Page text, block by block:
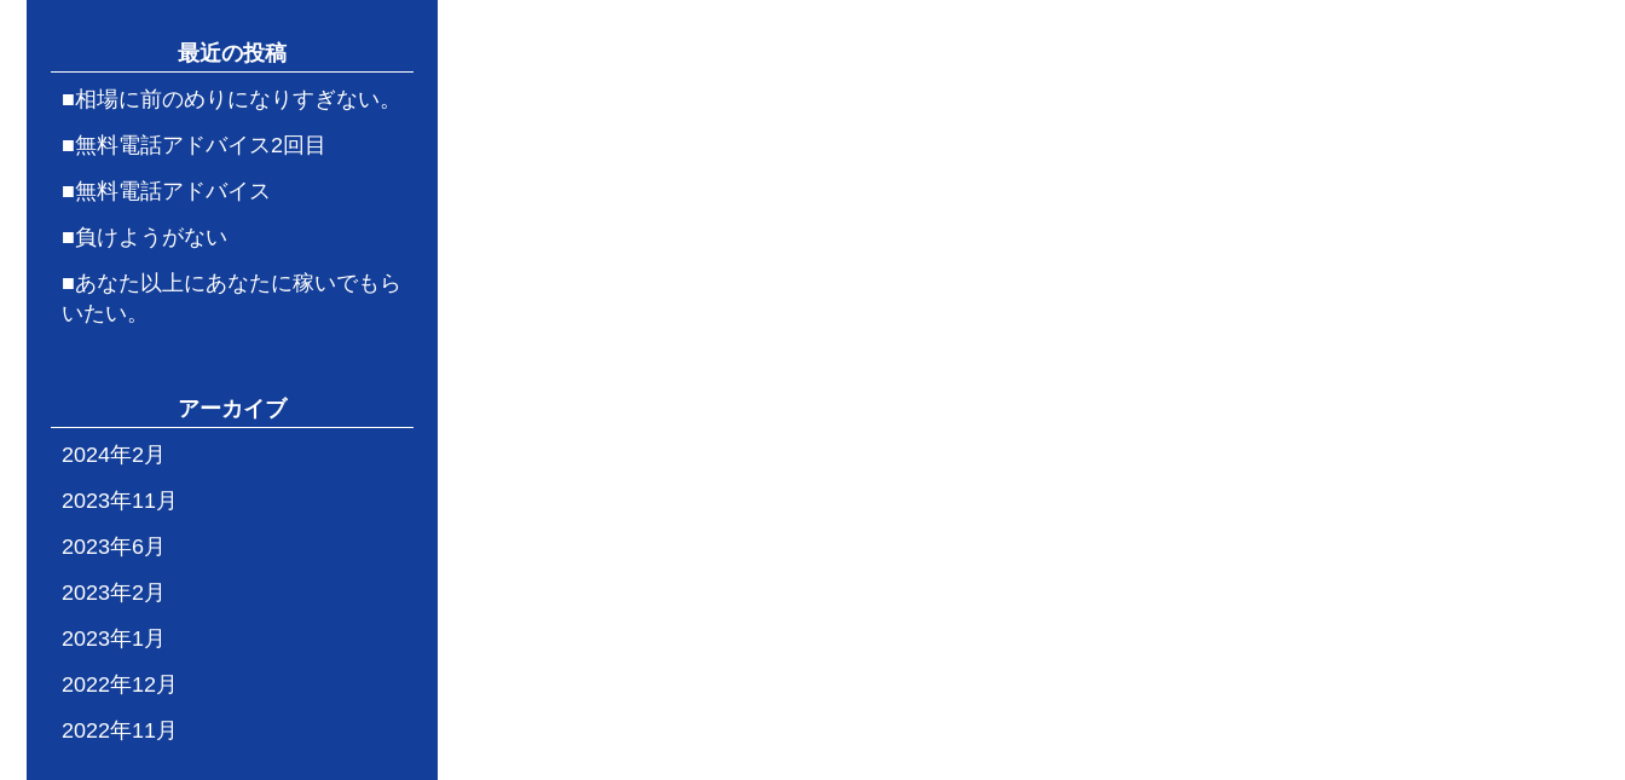
最近の投稿
■相場に前のめりになりすぎない。
■無料電話アドバイス2回目
■無料電話アドバイス
■負けようがない
■あなた以上にあなたに稼いでもら
いたい。
アーカイブ
2024年2月
2023年11月
2023年6月
2023年2月
2023年1月
2022年12月
2022年11月